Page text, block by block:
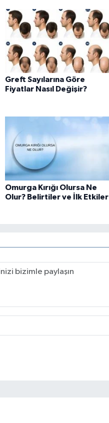
Greft Sayılarına Göre
Fiyatlar Nasıl Değişir?
Omurga Kırığı Olursa Ne
Olur? Belirtiler ve İlk Etkiler